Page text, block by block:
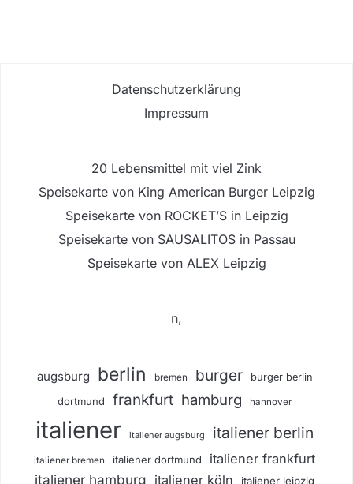
Datenschutzerklärung
Impressum
20 Lebensmittel mit viel Zink
Speisekarte von King American Burger Leipzig
Speisekarte von ROCKET’S in Leipzig
Speisekarte von SAUSALITOS in Passau
Speisekarte von ALEX Leipzig
n,
augsburg berlin bremen burger burger berlin
dortmund frankfurt hamburg hannover
italiener italiener augsburg italiener berlin
italiener bremen italiener dortmund italiener frankfurt
italiener hamburg italiener köln italiener leipzig